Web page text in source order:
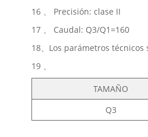
16 、 Precisión: clase II
17 、 Caudal: Q3/Q1=160
18、Los parámetros
19 、
TAMAÑO
Q3